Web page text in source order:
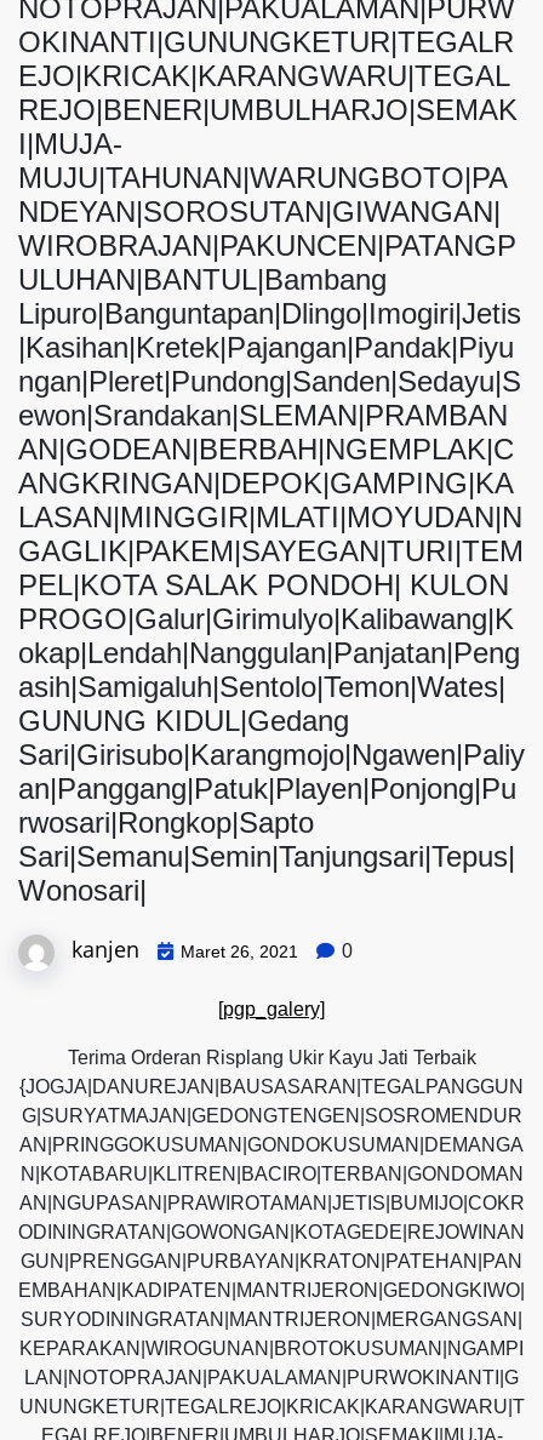
NOTOPRAJAN|PAKUALAMAN|PURW
OKINANTI|GUNUNGKETUR|TEGALR
EJO|KRICAK|KARANGWARU|TEGAL
REJO|BENER|UMBULHARJO|SEMAK
I|MUJA-
MUJU|TAHUNAN|WARUNGBOTO|PA
NDEYAN|SOROSUTAN|GIWANGAN|
WIROBRAJAN|PAKUNCEN|PATANGP
ULUHAN|BANTUL|Bambang
Lipuro|Banguntapan|Dlingo|Imogiri|Jetis
|Kasihan|Kretek|Pajangan|Pandak|Piyu
ngan|Pleret|Pundong|Sanden|Sedayu|S
ewon|Srandakan|SLEMAN|PRAMBAN
AN|GODEAN|BERBAH|NGEMPLAK|C
ANGKRINGAN|DEPOK|GAMPING|KA
LASAN|MINGGIR|MLATI|MOYUDAN|N
GAGLIK|PAKEM|SAYEGAN|TURI|TEM
PEL|KOTA SALAK PONDOH| KULON
PROGO|Galur|Girimulyo|Kalibawang|K
okap|Lendah|Nanggulan|Panjatan|Peng
asih|Samigaluh|Sentolo|Temon|Wates|
GUNUNG KIDUL|Gedang
Sari|Girisubo|Karangmojo|Ngawen|Paliy
an|Panggang|Patuk|Playen|Ponjong|Pu
rwosari|Rongkop|Sapto
Sari|Semanu|Semin|Tanjungsari|Tepus|
Wonosari|
kanjen Maret 26, 2021 0
[pgp_galery]
Terima Orderan Risplang Ukir Kayu Jati Terbaik
{JOGJA|DANUREJAN|BAUSASARAN|TEGALPANGGUN
G|SURYATMAJAN|GEDONGTENGEN|SOSROMENDUR
AN|PRINGGOKUSUMAN|GONDOKUSUMAN|DEMANGA
N|KOTABARU|KLITREN|BACIRO|TERBAN|GONDOMAN
AN|NGUPASAN|PRAWIROTAMAN|JETIS|BUMIJO|COKR
ODININGRATAN|GOWONGAN|KOTAGEDE|REJOWINAN
GUN|PRENGGAN|PURBAYAN|KRATON|PATEHAN|PAN
EMBAHAN|KADIPATEN|MANTRIJERON|GEDONGKIWO|
SURYODININGRATAN|MANTRIJERON|MERGANGSAN|
KEPARAKAN|WIROGUNAN|BROTOKUSUMAN|NGAMPI
LAN|NOTOPRAJAN|PAKUALAMAN|PURWOKINANTI|G
UNUNGKETUR|TEGALREJO|KRICAK|KARANGWARU|T
EGALREJO|BENER|UMBULHARJO|SEMAKI|MUJA-